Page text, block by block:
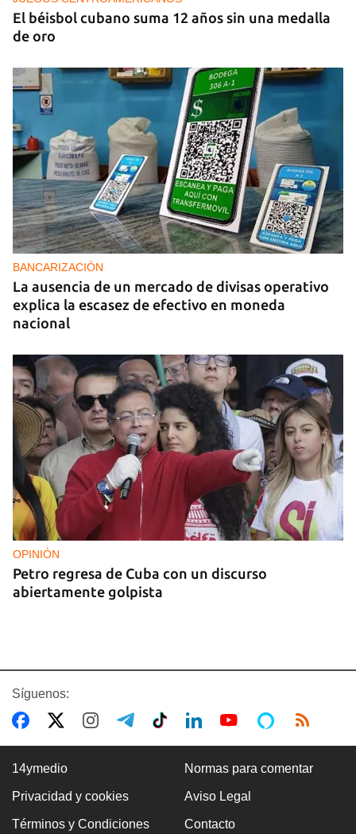
El béisbol cubano suma 12 años sin una medalla
de oro
BANCARIZACIÓN
La ausencia de un mercado de divisas operativo
explica la escasez de efectivo en moneda
nacional
OPINIÓN
Petro regresa de Cuba con un discurso
abiertamente golpista
14YMEDIO
Síguenos:
14ymedio Normas para comentar
Privacidad y cookies Aviso Legal
Términos y Condiciones Contacto